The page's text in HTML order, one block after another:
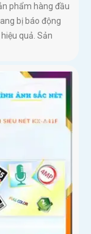
phẩm hàng đầu
bị báo động
quả. Sản